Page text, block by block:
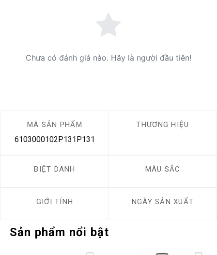
Chưa có đánh giá nào. Hãy là người đầu tiên!
MÃ SẢN PHẨM
6103000102P131P131
THƯƠNG HIỆU
BIỆT DANH MÀU SẮC
GIỚI TÍNH NGÀY SẢN XUẤT
Sản phẩm nổi bật